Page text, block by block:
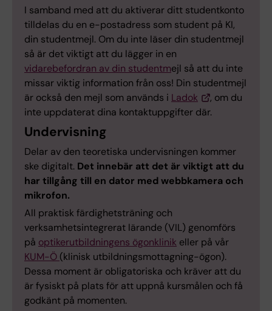
I samband med att du aktiverar ditt studentkonto
tilldelas du en e-postadress som student på KI,
din studentmejl. Om du inte läser din studentmejl
så är det viktigt att du lägger in en
vidarebefordran av din studentmejl så att du inte
missar viktig information från oss! Din studentmejl
är också den mejl som används i Ladok
, om du
inte uppdaterat dina kontaktuppgifter där.
Undervisning
Delar av den teoretiska undervisningen kommer
ske digitalt. Det innebär att det är viktigt att du
har tillgång till en dator med webbkamera och
mikrofon.
All praktisk färdighetsträning och
verksamhetsintegrerat lärande (VIL) genomförs
på optikerutbildningens ögonklinik eller på vår
KUM-Ö (klinisk utbildningsmottagning-ögon).
Dessa moment är obligatoriska och kräver att du
är fysiskt på plats för att uppnå kursmålen och få
godkänt på momenten.